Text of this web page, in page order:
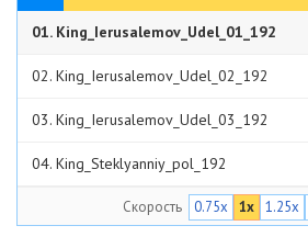
01. King_Ierusalemov_Udel_01_192
02. King_Ierusalemov_Udel_02_192
03. King_Ierusalemov_Udel_03_192
04. King_Steklyanniy_pol_192
05. King_Vozvrativshiysya_Kain_192
Скорость 0.75x 1x 1.25x